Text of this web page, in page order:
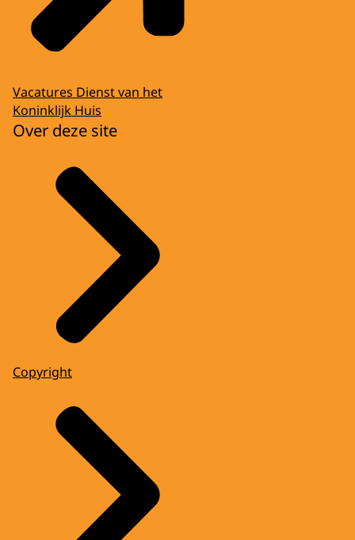
Vacatures Dienst van het
Koninklijk Huis
Over deze site
Copyright